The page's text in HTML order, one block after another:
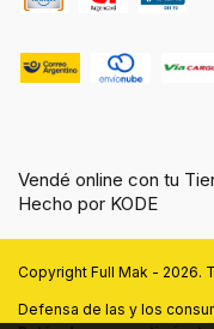
Vendé online con tu
Hecho por KODE
Copyright Full Mak - 2026.
Defensa de las y los